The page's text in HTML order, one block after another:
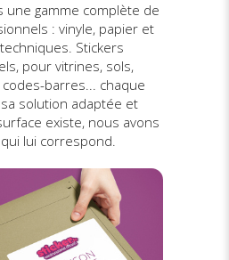
une gamme complète de
: vinyle, papier et
Stickers
pour vitrines, sols,
barres... chaque
solution adaptée et
existe, nous avons
lui correspond.